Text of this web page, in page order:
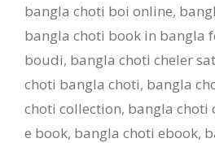
bangla choti boi online,
bangla choti book in bangla
boudi, bangla choti cheler
choti bangla choti, bangla
choti collection, bangla choti
e book, bangla choti ebook,